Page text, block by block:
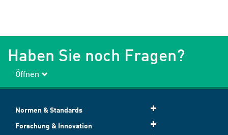
Haben Sie noch Fragen?
Öffnen
Normen & Standards
Forschung & Innovation